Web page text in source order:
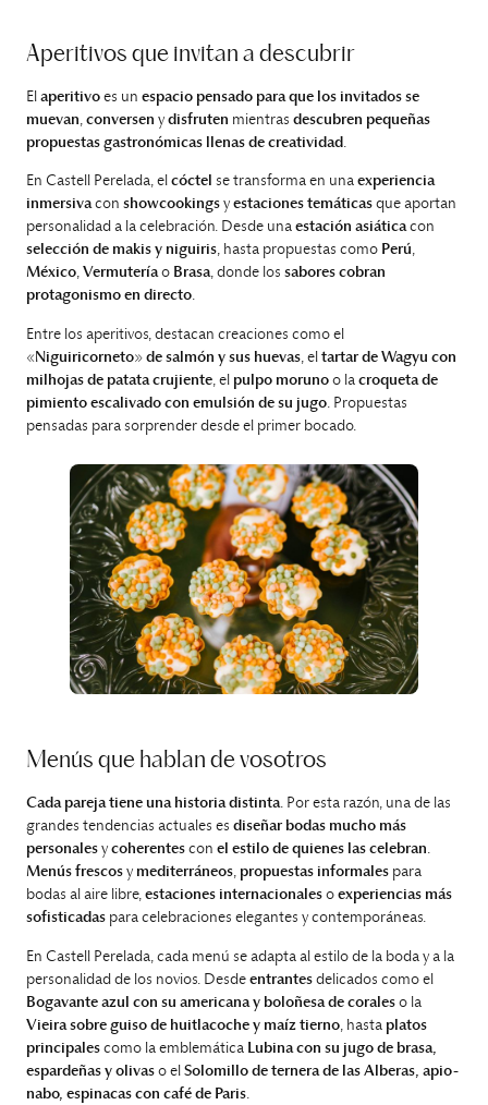
Aperitivos que invitan a descubrir
El aperitivo es un espacio pensado para que los invitados se
muevan, conversen y disfruten mientras descubren pequeñas
propuestas gastronómicas llenas de creatividad .
En Castell Perelada, el cóctel se transforma en una experiencia
inmersivacon showcookings y estaciones temáticas que aportan
personalidad a la celebración. Desde una estación asiáticacon
selección de makis y niguiris, hasta propuestas como Perú,
México, Vermuteríao Brasa, donde los sabores cobran
protagonismo en directo.
Entre los aperitivos, destacan creaciones como el
«Niguiricorneto» de salmón y sus huevas , el tartar de Wagyu con
milhojas de patata crujiente , el pulpo moruno o la croqueta de
pimiento escalivado con emulsión de su jugo . Propuestas
pensadas para sorprender desde el primer bocado.
Menús que hablan de vosotros
Cada pareja tiene una historia distinta. Por esta razón, una de las
grandes tendencias actuales es diseñar bodas mucho más
personales y coherentes con el estilo de quienes las celebran.
Menús frescos y mediterráneos, propuestas informales para
bodas al aire libre, estaciones internacionales o experiencias más
sofisticadas para celebraciones elegantes y contemporáneas.
En Castell Perelada, cada menú se adapta al estilo de la boda y a la
personalidad de los novios. Desde entrantes delicados como el
Bogavante azul con su americana y boloñesa de corales o la
Vieira sobre guiso de huitlacoche y maíz tierno , hasta platos
principales como la emblemática
Lubina con su jugo de brasa,
espardeñas y olivas o el Solomillo de ternera de las Alberas, apio-
nabo, espinacas con café de Paris